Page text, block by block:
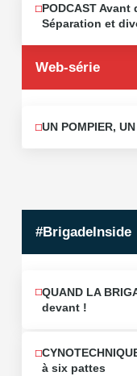
MAI
13
2026
PODCAST
Séparation et
Web-série
MAI
UN POMPIER,
#BrigadeInside
QUAND LA
devant !
à six pattes